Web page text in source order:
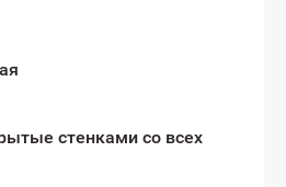
стенками со всех